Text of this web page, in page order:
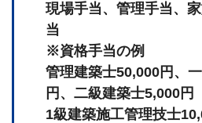
現場手当、管理手当、
当
※資格手当の例
管理建築士50,000円、
円、二級建築士5,000円
1級建築施工管理技士